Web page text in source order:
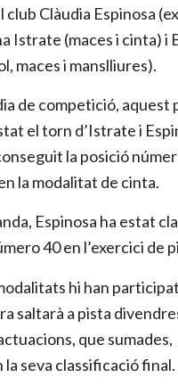
club Clàudia Espinosa
Istrate (maces i cinta) i
maces i manslliures).
de competició, aquest
el torn d’Istrate i
la posició
la modalitat de cinta.
Espinosa ha estat
40 en l’exercici de
hi han
saltarà a pista
que sumades,
seva classificació final.